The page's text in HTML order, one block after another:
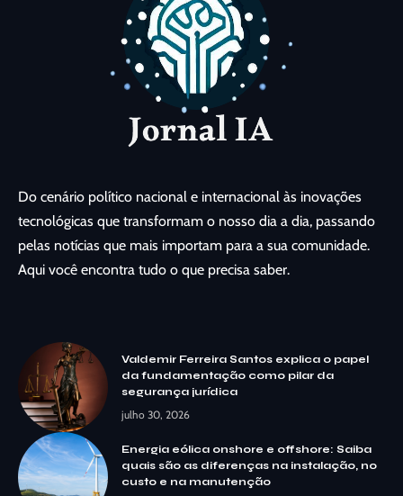
Do cenário político nacional e internacional às inovações
tecnológicas que transformam o nosso dia a dia, passando
pelas notícias que mais importam para a sua comunidade.
Aqui você encontra tudo o que precisa saber.
Valdemir Ferreira Santos explica o papel
da fundamentação como pilar da
segurança jurídica
julho 30, 2026
Energia eólica onshore e offshore: Saiba
quais são as diferenças na instalação, no
custo e na manutenção